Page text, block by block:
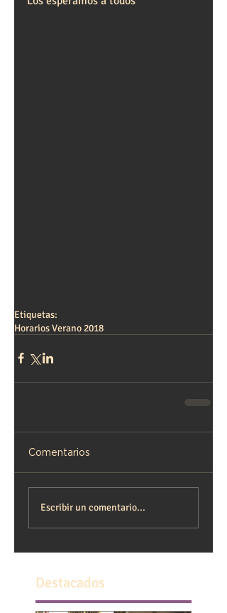
Etiquetas:
Horarios Verano 2018
Comentarios
Escribir un comentario...
Destacados